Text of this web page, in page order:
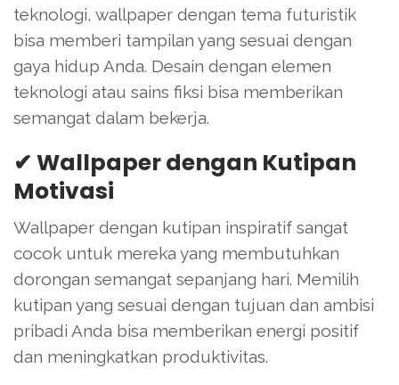
teknologi, wallpaper dengan tema futuristik
bisa memberi tampilan yang sesuai dengan
gaya hidup Anda. Desain dengan elemen
teknologi atau sains fiksi bisa memberikan
semangat dalam bekerja.
✔ Wallpaper dengan Kutipan
Motivasi
Wallpaper dengan kutipan inspiratif sangat
cocok untuk mereka yang membutuhkan
dorongan semangat sepanjang hari. Memilih
kutipan yang sesuai dengan tujuan dan ambisi
pribadi Anda bisa memberikan energi positif
dan meningkatkan produktivitas.